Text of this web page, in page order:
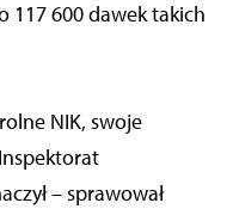
117 600 dawek takich
NIK, swoje
– sprawował